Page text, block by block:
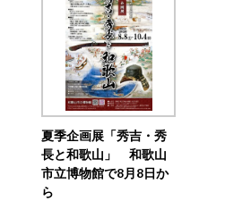
夏季企画展「秀吉・秀
長と和歌山」 和歌山
市立博物館で8月8日か
ら